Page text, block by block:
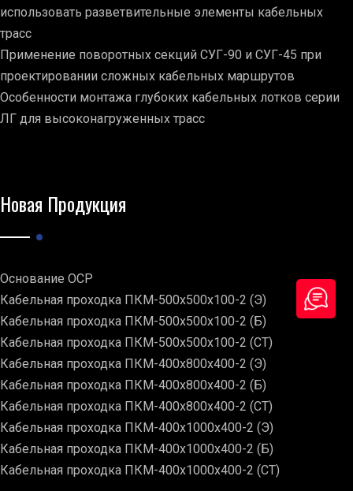
использовать разветвительные элементы кабельных
трасс
Применение поворотных секций СУГ-90 и СУГ-45 при
проектировании сложных кабельных маршрутов
Особенности монтажа глубоких кабельных лотков серии
ЛГ для высоконагруженных трасс
Новая Продукция
Основание ОСР
Кабельная проходка ПКМ-500х500х100-2 (Э)
Кабельная проходка ПКМ-500х500х100-2 (Б)
Кабельная проходка ПКМ-500х500х100-2 (СТ)
Кабельная проходка ПКМ-400х800х400-2 (Э)
Кабельная проходка ПКМ-400х800х400-2 (Б)
Кабельная проходка ПКМ-400х800х400-2 (СТ)
Кабельная проходка ПКМ-400х1000х400-2 (Э)
Кабельная проходка ПКМ-400х1000х400-2 (Б)
Кабельная проходка ПКМ-400х1000х400-2 (СТ)